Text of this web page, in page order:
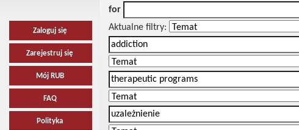
Zaloguj się
Zarejestruj się
Mój RUB
FAQ
Polityka
for
Aktualne filtry: